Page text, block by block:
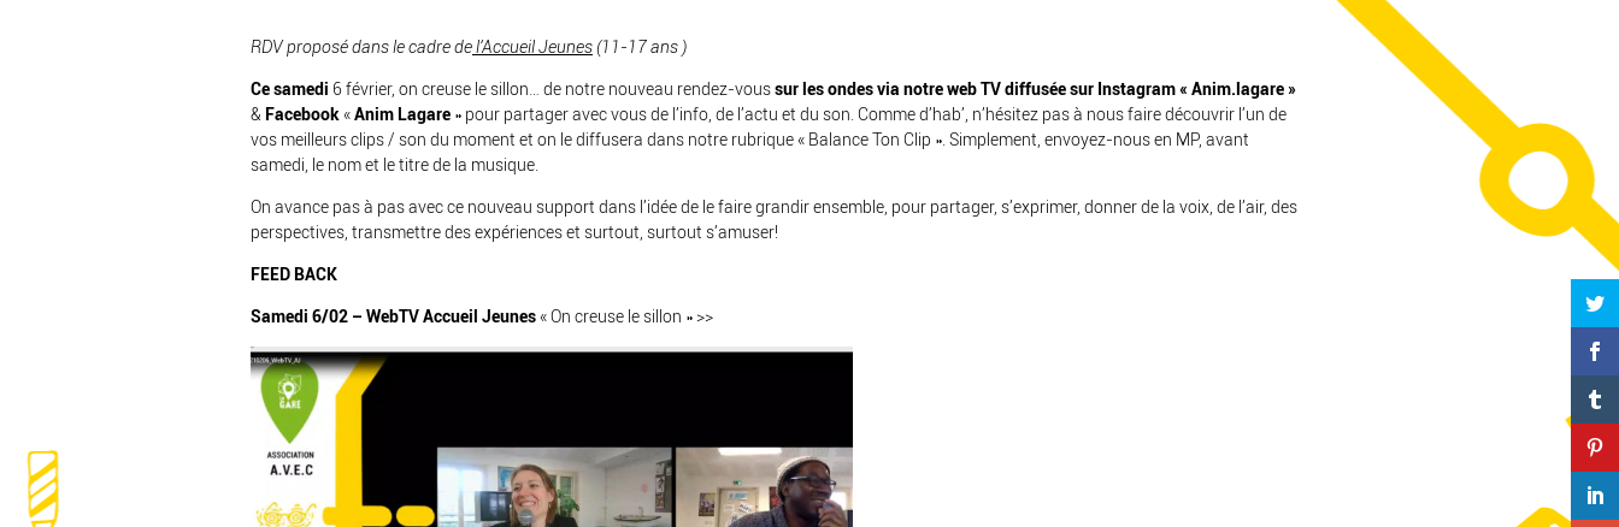
RDV proposé dans le cadre del’Accueil Jeunes(11-17 ans )
Ce samedi 6 février, on creuse le sillon… de notre nouveau rendez-voussur les ondes via notre web TV diffusée sur Instagram« Anim.lagare »
& Facebook«Anim Lagare » pour partager avec vous de l’info, de l’actu et du son. Comme d’hab’, n’hésitez pas à nous faire découvrir l’un de
vos meilleurs clips / son du moment et on le diffusera dans notre rubrique « Balance Ton Clip ». Simplement, envoyez-nous en MP, avant
samedi, le nom et le titre de la musique.
On avance pas à pas avec ce nouveau support dans l’idée de le faire grandir ensemble, pour partager, s’exprimer, donner de la voix, de l’air, des
perspectives, transmettre des expériences et surtout, surtout s’amuser!
FEED BACK
Samedi 6/02 – WebTV Accueil Jeunes« On creuse le sillon » >>